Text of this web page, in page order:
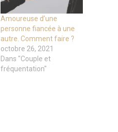
Amoureuse d’une
personne fiancée à une
autre. Comment faire ?
octobre 26, 2021
Dans "Couple et
fréquentation"